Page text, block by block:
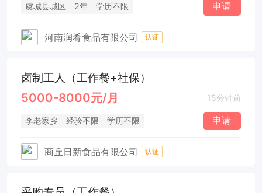
虞城县城区 2年 学历不限 申请
河南润肴食品有限公司 认证
卤制工人（工作餐+社保）
5000-8000元/月 15分钟前
李老家乡 经验不限 学历不限 申请
商丘日新食品有限公司 认证